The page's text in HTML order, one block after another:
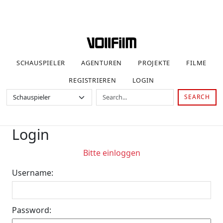
SCHAUSPIELER AGENTUREN PROJEKTE
FILME
REGISTRIEREN
LOGIN
SEARCH
Login
Bitte einloggen
Username:
Password: